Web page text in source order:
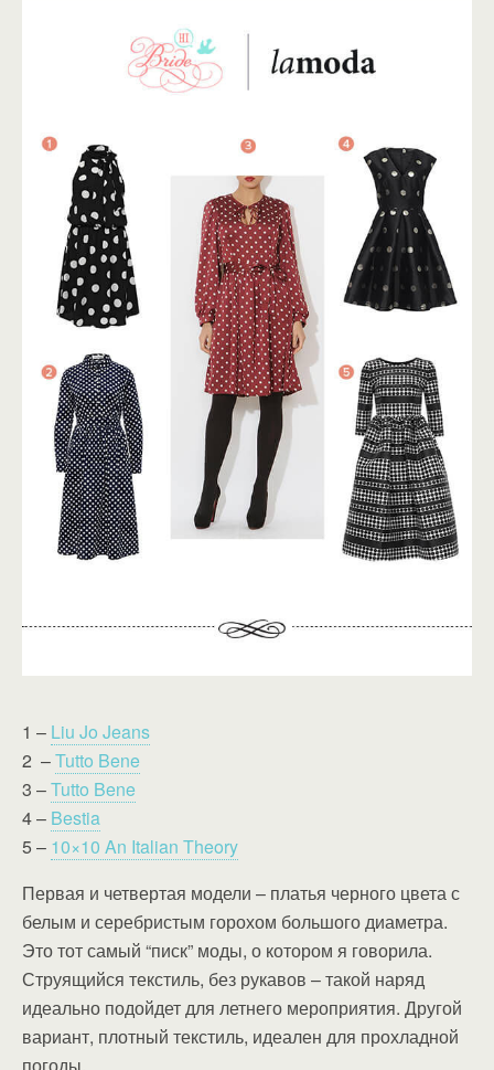
1 – Liu Jo Jeans
2 –Tutto Bene
3 –Tutto Bene
4 – Bestia
5 – 10×10 An Italian Theory
Первая и четвертая модели – платья черного цвета с
белым и серебристым горохом большого диаметра.
Это тот самый “писк” моды, о котором я говорила.
Струящийся текстиль, без рукавов – такой наряд
идеально подойдет для летнего мероприятия. Другой
вариант, плотный текстиль, идеален для прохладной